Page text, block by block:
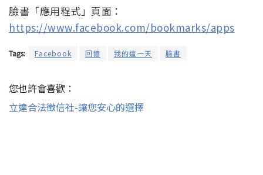
臉書「應用程式」頁面：
https://www.facebook.com/bookmarks/apps
Tags: Facebook 回憶 我的這一天 臉書
您也許會喜歡：
立達合法徵信社-讓您安心的選擇